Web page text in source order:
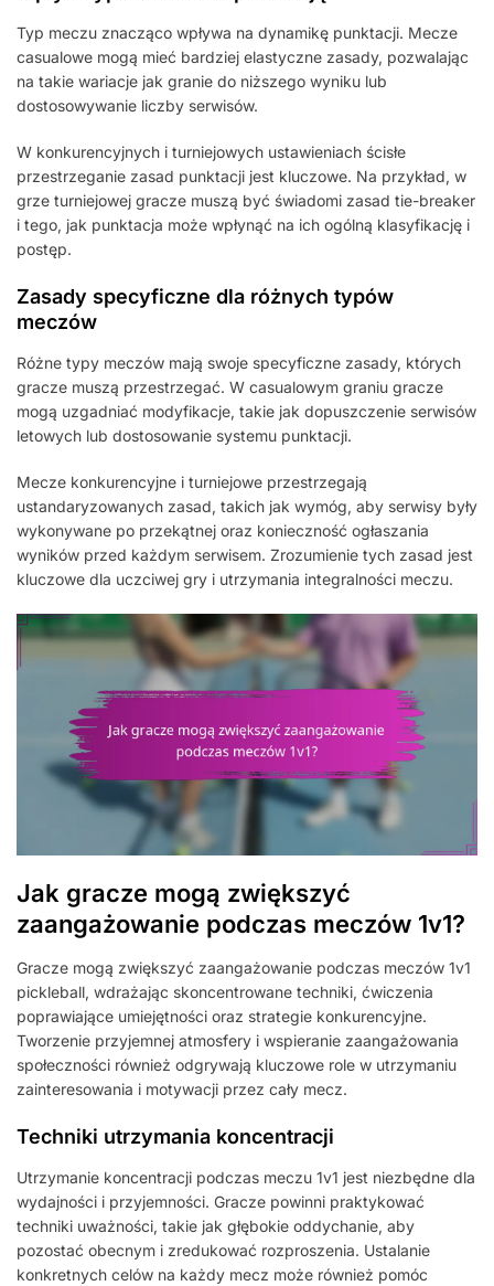
Typ meczu znacząco wpływa na dynamikę punktacji. Mecze
casualowe mogą mieć bardziej elastyczne zasady, pozwalając
na takie wariacje jak granie do niższego wyniku lub
dostosowywanie liczby serwisów.
W konkurencyjnych i turniejowych ustawieniach ścisłe
przestrzeganie zasad punktacji jest kluczowe. Na przykład, w
grze turniejowej gracze muszą być świadomi zasad tie-breaker
i tego, jak punktacja może wpłynąć na ich ogólną klasyfikację i
postęp.
Zasady specyficzne dla różnych typów
meczów
Różne typy meczów mają swoje specyficzne zasady, których
gracze muszą przestrzegać. W casualowym graniu gracze
mogą uzgadniać modyfikacje, takie jak dopuszczenie serwisów
letowych lub dostosowanie systemu punktacji.
Mecze konkurencyjne i turniejowe przestrzegają
ustandaryzowanych zasad, takich jak wymóg, aby serwisy były
wykonywane po przekątnej oraz konieczność ogłaszania
wyników przed każdym serwisem. Zrozumienie tych zasad jest
kluczowe dla uczciwej gry i utrzymania integralności meczu.
Jak gracze mogą zwiększyć
zaangażowanie podczas meczów 1v1?
Gracze mogą zwiększyć zaangażowanie podczas meczów 1v1
pickleball, wdrażając skoncentrowane techniki, ćwiczenia
poprawiające umiejętności oraz strategie konkurencyjne.
Tworzenie przyjemnej atmosfery i wspieranie zaangażowania
społeczności również odgrywają kluczowe role w utrzymaniu
zainteresowania i motywacji przez cały mecz.
Techniki utrzymania koncentracji
Utrzymanie koncentracji podczas meczu 1v1 jest niezbędne dla
wydajności i przyjemności. Gracze powinni praktykować
techniki uważności, takie jak głębokie oddychanie, aby
pozostać obecnym i zredukować rozproszenia. Ustalanie
konkretnych celów na każdy mecz może również pomóc